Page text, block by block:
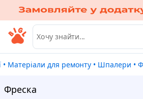
• Матеріали для ремонту • Шпалери •
Фреска